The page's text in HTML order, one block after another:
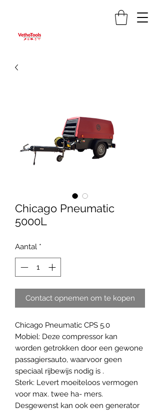
Chicago Pneumatic
5000L
Aantal *
Contact opnemen om te kopen
Chicago Pneumatic CPS 5.0
Mobiel: Deze compressor kan
worden getrokken door een gewone
passagiersauto, waarvoor geen
speciaal rijbewijs nodig is .
Sterk: Levert moeiteloos vermogen
voor max. twee ha- mers.
Desgewenst kan ook een generator